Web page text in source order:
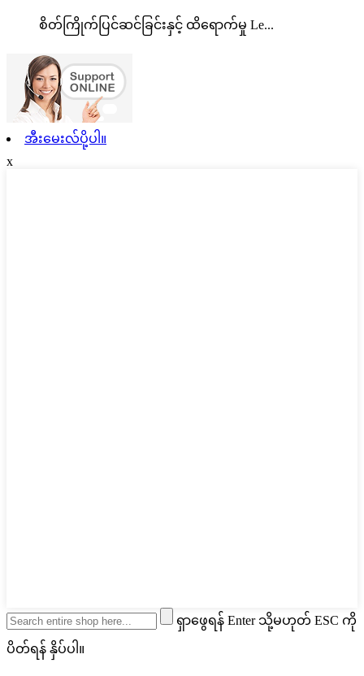
စိတ်ကြိုက်ပြင်ဆင်ခြင်းနှင့် ထိရောက်မှု Le...
အီးမေးလ်ပို့ပါ။
x
ရှာဖွေရန် Enter သို့မဟုတ် ESC ကို
ပိတ်ရန် နှိပ်ပါ။